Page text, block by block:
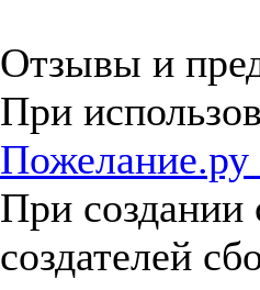
Отзывы и
При
Пожелание.ру
При создании
создателей